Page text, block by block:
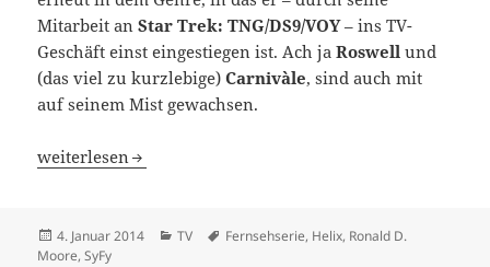
Mitarbeit anStar Trek: TNG/DS9/VOY– ins TV-
Geschäft einst eingestiegen ist. Ach jaRoswell und
(das viel zu kurzlebige)Carnivàle, sind auch mit
auf seinem Mist gewachsen.
HELIX: Ron Moore ab 10. Januar mit neuer Serie auf SyFy
weiterlesen
Veröffentlicht
am
4. Januar 2014 Kategorien
TV Schlagwörter
Fernsehserie, Helix, Ronald D.
Moore,SyFy